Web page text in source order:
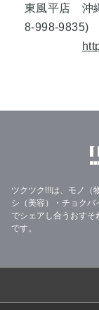
東風平店 沖
8-998-9835)
ツクツク!!!は、モノ（
シ（美容）・チョクバ
でシェアし合うおすそ
です。